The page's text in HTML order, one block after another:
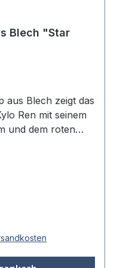
Blech "Star
aus Blech zeigt das
Ren mit seinem
und dem roten
alle Liebhaber der
Blechgehäuse
bietet eine
Betrachten. Die